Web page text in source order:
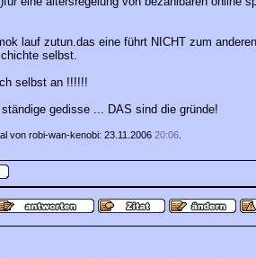
lauf zutun.das eine führt NICHT zum
selbst.
selbst an !!!!!!
gedisse ... DAS sind die gründe!
von robi-wan-kenobi: 23.11.2006 20:06.